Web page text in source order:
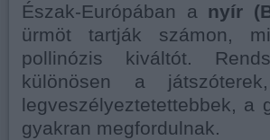
Észak-Európában a nyír
ürmöt tartják számon,
pollinózis kiváltót.
különösen a
legveszélyeztetettebbek, a
gyakran megfordulnak.